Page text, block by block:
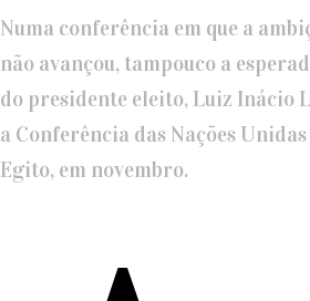
Numa conferência em que a
não avançou, tampouco a
do presidente eleito, Luiz Inácio
a Conferência das Nações
Egito, em novembro.